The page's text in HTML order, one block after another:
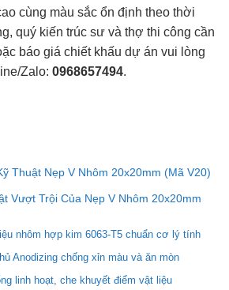
cùng màu sắc ổn định theo thời
quý kiến trúc sư và thợ thi công cần
báo giá chiết khấu dự án vui lòng
Zalo: 0968657494.
Thuật Nẹp V Nhôm 20x20mm (Mã V20)
Vượt Trội Của Nẹp V Nhôm 20x20mm
nhôm hợp kim 6063-T5 chuẩn cơ lý tính
Anodizing chống xỉn màu và ăn mòn
linh hoạt, che khuyết điểm vật liệu